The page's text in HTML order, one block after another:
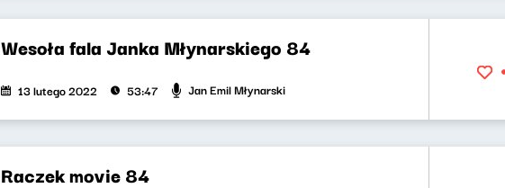
Wesoła fala Janka Młynarskiego 84
13 lutego 2022 53:47 Jan Emil Młynarski
Raczek movie 84